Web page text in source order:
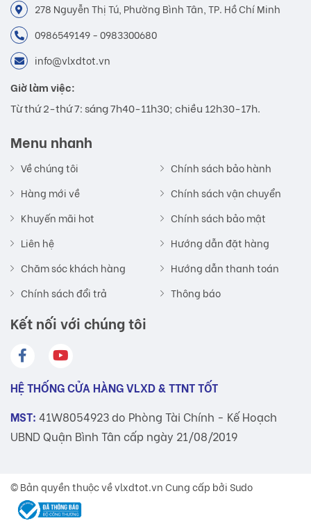
278 Nguyễn Thị Tú, Phường Bình Tân, TP. Hồ Chí Minh
0986549149 - 0983300680
info@vlxdtot.vn
Giờ làm việc:
Từ thứ 2-thứ 7: sáng 7h40-11h30; chiều 12h30-17h.
Menu nhanh
Về chúng tôi
Hàng mới về
Khuyến mãi hot
Liên hệ
Chăm sóc khách hàng
Chính sách đổi trả
Chính sách bảo hành
Chính sách vận chuyển
Chính sách bảo mật
Hướng dẫn đặt hàng
Hướng dẫn thanh toán
Thông báo
Kết nối với chúng tôi
HỆ THỐNG CỬA HÀNG VLXD & TTNT TỐT
MST: 41W8054923 do Phòng Tài Chính - Kế Hoạch
UBND Quận Bình Tân cấp ngày 21/08/2019
© Bản quyền thuộc vềvlxdtot.vnCung cấp bởi Sudo